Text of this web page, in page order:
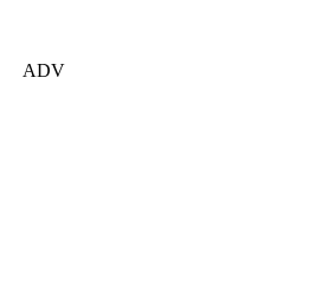
ADV